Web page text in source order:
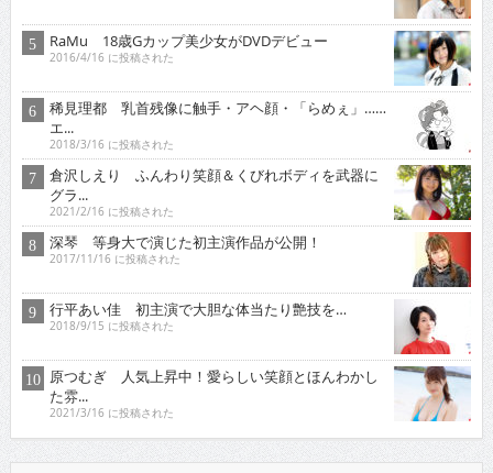
RaMu 18歳Gカップ美少女がDVDデビュー
2016/4/16 に投稿された
稀見理都 乳首残像に触手・アヘ顔・「らめぇ」……
エ...
2018/3/16 に投稿された
倉沢しえり ふんわり笑顔＆くびれボディを武器に
グラ...
2021/2/16 に投稿された
深琴 等身大で演じた初主演作品が公開！
2017/11/16 に投稿された
行平あい佳 初主演で大胆な体当たり艶技を…
2018/9/15 に投稿された
原つむぎ 人気上昇中！愛らしい笑顔とほんわかし
た雰...
2021/3/16 に投稿された